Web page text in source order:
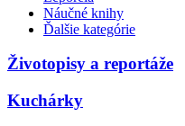
Náučné knihy
Ďalšie kategórie
Životopisy a reportáže
Kuchárky